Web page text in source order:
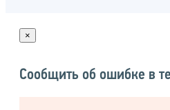
×
Сообщить об ошибке в